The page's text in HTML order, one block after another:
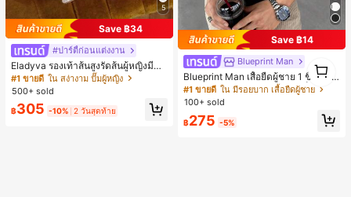
5
Save ฿34
#ปาร์ตี้ก่อนแต่งงาน
Eladyva รองเท้าส้นสูงรัดส้นผู้หญิงมีดอ
กไม้ประดับตาข่ายเสริมและสามารถสว
มได้สองแบบ ส้นสูง 7 ซม. รูปแบบโรมัน
หรูหรา ส้นเข็ม ลุคเทพนิยาย
#1 ขายดี ใน สง่างาม ปั๊มผู้หญิง
500+ sold
฿305 -10% 2 วันสุดท้าย
Save ฿14
Blueprint Man
Blueprint Man เสื้อยืดผู้ชาย 1 ชิ้น คอเ
ฮนลีย์ ผ้าถักลายวาฟเฟิล คอวีเล็ก ทรงห
ลวม บาง ระบายอากาศได้ดี ใส่สบาย มี
ส์ใหญ่กว่าปกติ กรุณาเลือกไซส์เล็กลงเพื่
#1 ขายดี ใน มีรอยบาก เสื้อยืดผู้ชาย
100+ sold
฿275 -5%